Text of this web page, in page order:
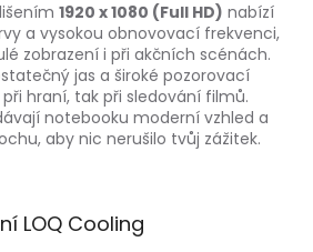
1920 x 1080 (Full HD) nabízí
a vysokou obnovovací frekvenci,
zobrazení i při akčních scénách.
jas a široké pozorovací
hraní, tak při sledování filmů.
notebooku moderní vzhled a
aby nic nerušilo tvůj zážitek.
LOQ Cooling